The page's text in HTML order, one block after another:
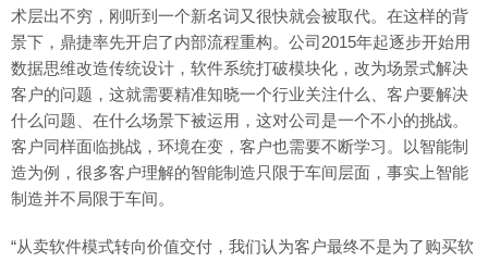
术层出不穷，刚听到一个新名词又很快就会被取代。在这样的背
景下，鼎捷率先开启了内部流程重构。公司2015年起逐步开始用
数据思维改造传统设计，软件系统打破模块化，改为场景式解决
客户的问题，这就需要精准知晓一个行业关注什么、客户要解决
什么问题、在什么场景下被运用，这对公司是一个不小的挑战。
客户同样面临挑战，环境在变，客户也需要不断学习。以智能制
造为例，很多客户理解的智能制造只限于车间层面，事实上智能
制造并不局限于车间。
“从卖软件模式转向价值交付，我们认为客户最终不是为了购买软